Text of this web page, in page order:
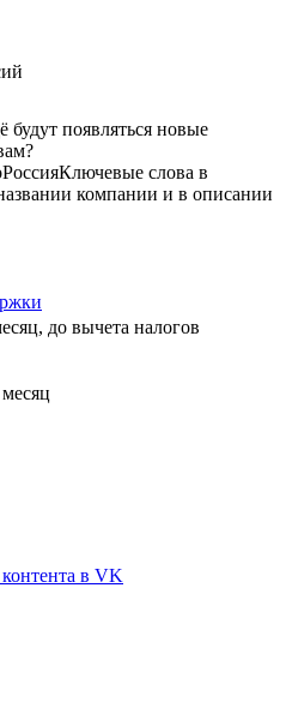
появляться новые
РоссияКлючевые слова в
компании и в описании
до вычета налогов
в VK